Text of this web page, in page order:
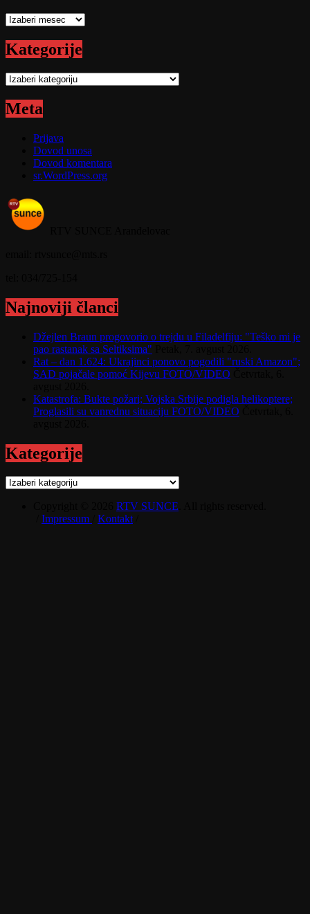
Arhive
Kategorije
Kategorije
Meta
Prijava
Dovod unosa
Dovod komentara
sr.WordPress.org
Najnoviji članci
Džejlen Braun progovorio o trejdu u Filadelfiju: "Teško mi je
pao rastanak sa Seltiksima"
Rat – dan 1.624: Ukrajinci ponovo pogodili "ruski Amazon";
SAD pojačale pomoć Kijevu FOTO/VIDEO
Katastrofa: Bukte požari; Vojska Srbije podigla helikoptere;
Proglasili su vanrednu situaciju FOTO/VIDEO
Kategorije
Kategorije
RTV SUNCE
Impressum Kontakt/